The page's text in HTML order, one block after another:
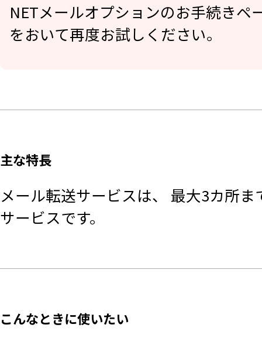
NETメールオプションのお手続きペ
をおいて再度お試しください。
主な特長
メール転送サービスは、 最大3カ所
サービスです。
こんなときに使いたい